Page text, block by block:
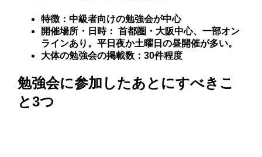
特徴：中級者向けの勉強会が中心
開催場所・日時： 首都圏・大阪中心、一部オン
ラインあり。平日夜か土曜日の昼開催が多い。
大体の勉強会の掲載数：30件程度
勉強会に参加したあとにすべきこ
と3つ